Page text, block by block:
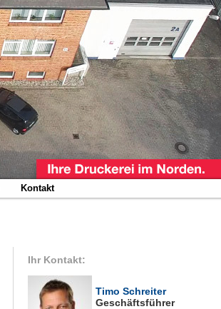
Kontakt
Ihr Kontakt:
Timo Schreiter
Geschäftsführer